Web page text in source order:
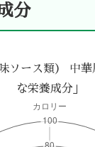
分
ソース類） 中
な栄養成分」